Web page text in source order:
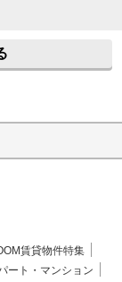
賃貸物件特集
ート・マンション